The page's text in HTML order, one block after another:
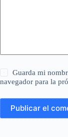
Guarda mi
navegador para la
Publicar el